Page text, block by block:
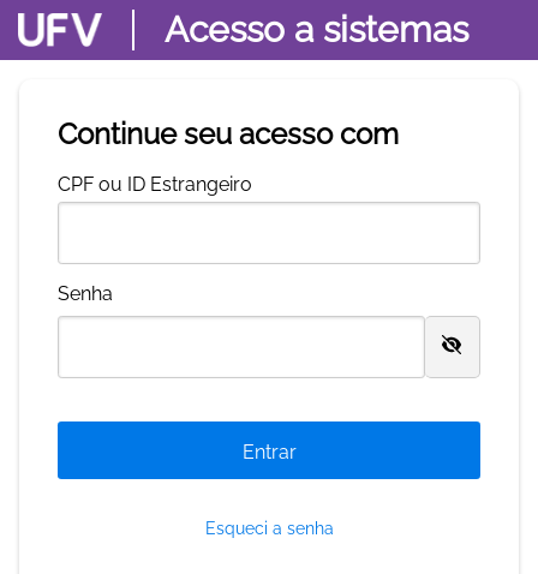
Acesso a sistemas
Continue seu acesso com
CPF ou ID Estrangeiro
Senha
Esqueci a senha